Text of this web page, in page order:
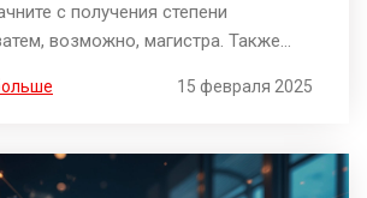
с получения степени
возможно, магистра. Также
которые могут
чтобы построить успешную
сфере.
15 февраля 2025